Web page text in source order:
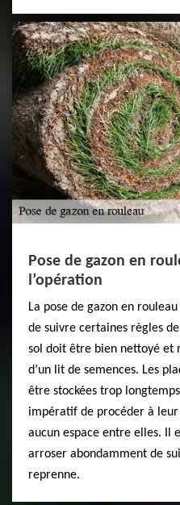
Pose de gazon en
l’opération
La pose de gazon en
de suivre certaines règles
sol doit être bien nettoyé et
d’un lit de semences. Les
être stockées trop
impératif de procéder à leur
aucun espace entre elles. Il
arroser abondamment de
reprenne.